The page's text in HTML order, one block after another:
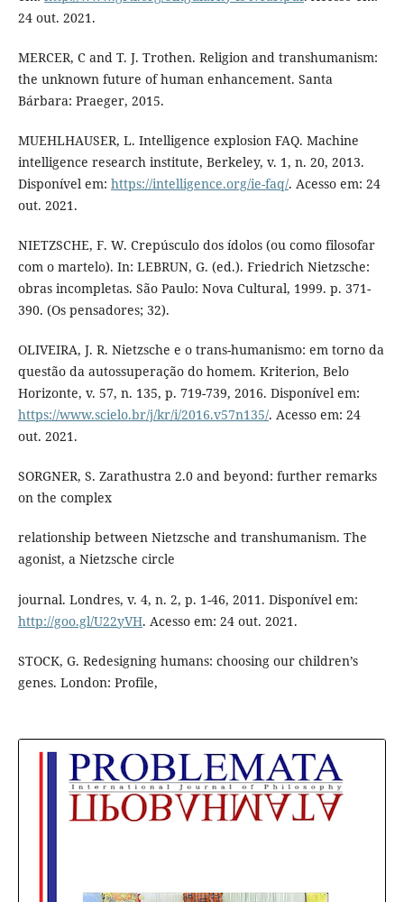
24 out. 2021.
MERCER, C and T. J. Trothen. Religion and transhumanism:
the unknown future of human enhancement. Santa
Bárbara: Praeger, 2015.
MUEHLHAUSER, L. Intelligence explosion FAQ. Machine
intelligence research institute, Berkeley, v. 1, n. 20, 2013.
Disponível em: https://intelligence.org/ie-faq/. Acesso em: 24
out. 2021.
NIETZSCHE, F. W. Crepúsculo dos ídolos (ou como filosofar
com o martelo). In: LEBRUN, G. (ed.). Friedrich Nietzsche:
obras incompletas. São Paulo: Nova Cultural, 1999. p. 371-
390. (Os pensadores; 32).
OLIVEIRA, J. R. Nietzsche e o trans-humanismo: em torno da
questão da autossuperação do homem. Kriterion, Belo
Horizonte, v. 57, n. 135, p. 719-739, 2016. Disponível em:
https://www.scielo.br/j/kr/i/2016.v57n135/. Acesso em: 24
out. 2021.
SORGNER, S. Zarathustra 2.0 and beyond: further remarks
on the complex
relationship between Nietzsche and transhumanism. The
agonist, a Nietzsche circle
journal. Londres, v. 4, n. 2, p. 1-46, 2011. Disponível em:
http://goo.gl/U22yVH. Acesso em: 24 out. 2021.
STOCK, G. Redesigning humans: choosing our children’s
genes. London: Profile,